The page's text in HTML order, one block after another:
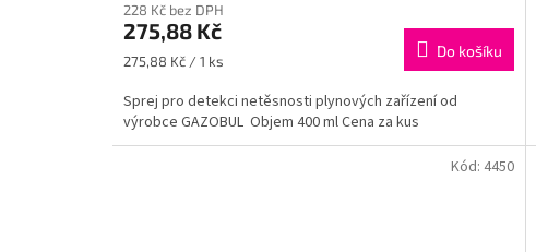
228 Kč bez DPH
275,88 Kč
Měrná
275,88 Kč / 1 ks
Do košíku
Sprej pro detekci netěsnosti plynových zařízení od
výrobce GAZOBUL Objem 400 ml Cena za kus
Kód: 4450